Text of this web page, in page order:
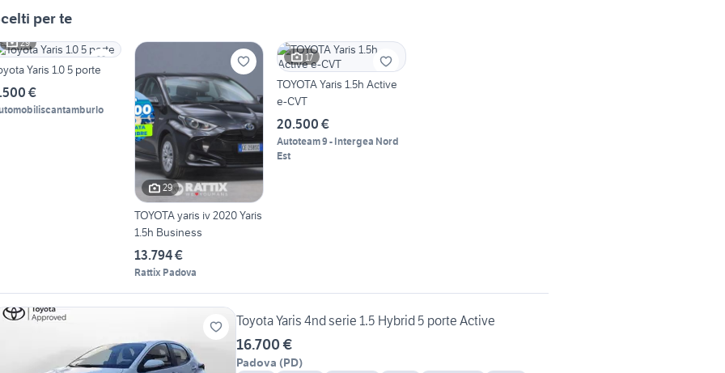
per te
29
Yaris 1.0 5 porte
€
29
TOYOTA yaris iv 2020 Yaris
1.5h Business
13.794 €
Rattix Padova
17
TOYOTA Yaris 1.5h Active
e-CVT
20.500 €
Autoteam 9 - Intergea Nord
Est
Toyota Yaris 4nd serie 1.5 Hybrid 5 porte Active
16.700 €
Padova (PD)